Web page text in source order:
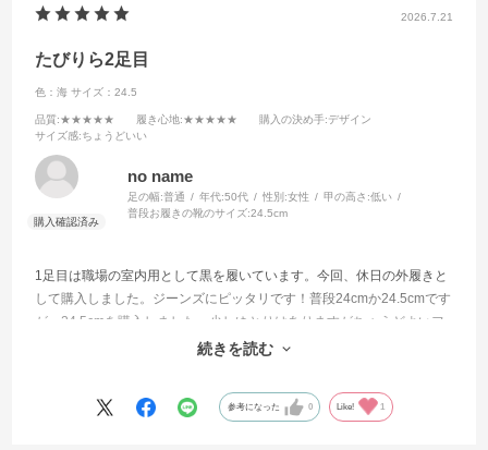
2026.7.21
たびりら2足目
色：海 サイズ：24.5
品質:★★★★★ 履き心地:★★★★★ 購入の決め手:デザイン
サイズ感:ちょうどいい
no name
足の幅:普通 年代:50代 性別:女性 甲の高さ:低い
普段お履きの靴のサイズ:24.5cm
1足目は職場の室内用として黒を履いています。今回、休日の外履きと
して購入しました。ジーンズにピッタリです！普段24cmか24.5cmです
が、24.5cmを購入しました。少しゆとりはありますがちょうどよいフ
続きを読む
参考になった 0 Like! 1